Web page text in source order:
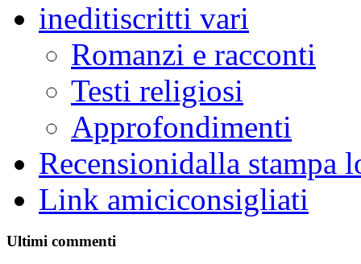
ineditiscritti vari
Romanzi e racconti
Testi religiosi
Approfondimenti
Recensionidalla stampa
Link amiciconsigliati
Ultimi commenti